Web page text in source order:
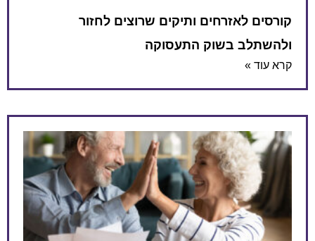
קורסים לאזרחים ותיקים שרוצים לחזור
ולהשתלב בשוק התעסוקה
קרא עוד »